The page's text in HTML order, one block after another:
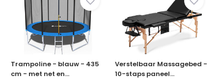
Trampoline - blauw - 435
cm - met net en...
Verstelbaar Massagebed -
10-staps paneel...